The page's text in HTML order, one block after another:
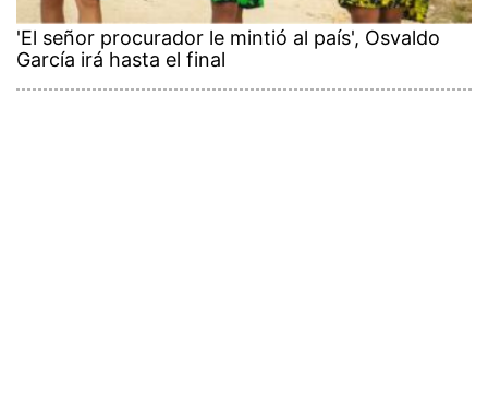
'El señor procurador le mintió al país', Osvaldo
García irá hasta el final